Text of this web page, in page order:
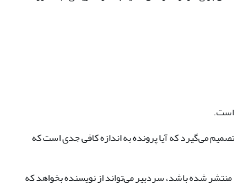
می‌گیرد که آیا پرونده به اندازه کافی جدی است که
منتشر شده باشد، سردبیر می‌تواند از نویسنده بخواهد که